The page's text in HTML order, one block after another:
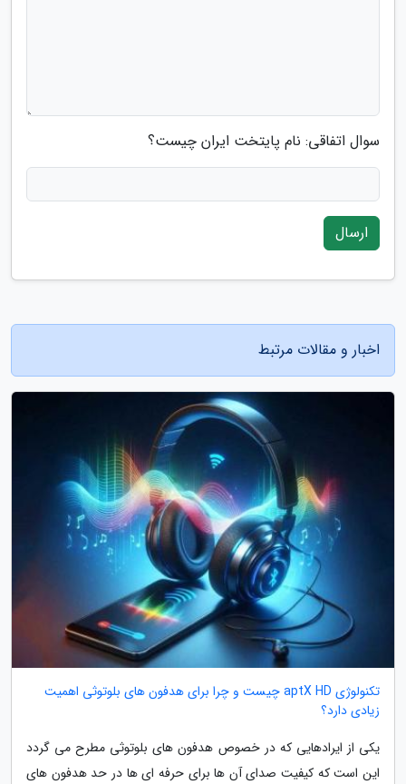
سوال اتفاقی: نام پایتخت ایران چیست؟
ارسال
اخبار و مقالات مرتبط
تکنولوژی aptX HD چیست و چرا برای هدفون های بلوتوثی اهمیت
زیادی دارد؟
یکی از ایرادهایی که در خصوص هدفون های بلوتوثی مطرح می گردد
این است که کیفیت صدای آن ها برای حرفه ای ها در حد هدفون های